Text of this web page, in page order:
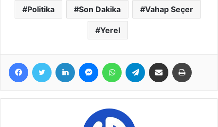
Politika Son Dakika Vahap Seçer
Yerel
FacebookTwitter LinkedIn MessengerWhatsAppTelegram E-Posta ile paylaş